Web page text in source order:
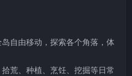
自由移动，探索各个角落，体
荒、种植、烹饪、挖掘等日常